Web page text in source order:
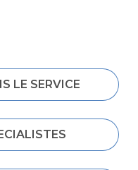
LE SERVICE